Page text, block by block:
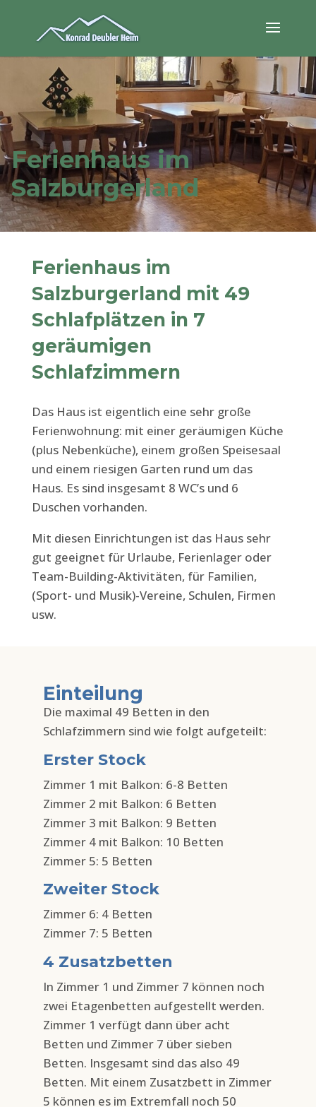
Ferienhaus im
Salzburgerland
Ferienhaus im
Salzburgerland mit 49
Schlafplätzen in 7
geräumigen
Schlafzimmern
Das Haus ist eigentlich eine sehr große
Ferienwohnung: mit einer geräumigen Küche
(plus Nebenküche), einem großen Speisesaal
und einem riesigen Garten rund um das
Haus. Es sind insgesamt 8 WC’s und 6
Duschen vorhanden.
Mit diesen Einrichtungen ist das Haus sehr
gut geeignet für Urlaube, Ferienlager oder
Team-Building-Aktivitäten, für Familien,
(Sport- und Musik)-Vereine, Schulen, Firmen
usw.
Einteilung
Die maximal 49 Betten in den
Schlafzimmern sind wie folgt aufgeteilt:
Erster Stock
Zimmer 1 mit Balkon: 6-8 Betten
Zimmer 2 mit Balkon: 6 Betten
Zimmer 3 mit Balkon: 9 Betten
Zimmer 4 mit Balkon: 10 Betten
Zimmer 5: 5 Betten
Zweiter Stock
Zimmer 6: 4 Betten
Zimmer 7: 5 Betten
4 Zusatzbetten
In Zimmer 1 und Zimmer 7 können noch
zwei Etagenbetten aufgestellt werden.
Zimmer 1 verfügt dann über acht
Betten und Zimmer 7 über sieben
Betten. Insgesamt sind das also 49
Betten. Mit einem Zusatzbett in Zimmer
5 können es im Extremfall noch 50